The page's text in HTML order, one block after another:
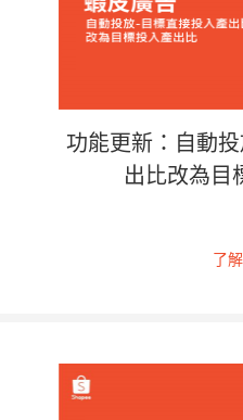
功能更新：自動
出比改為目
了